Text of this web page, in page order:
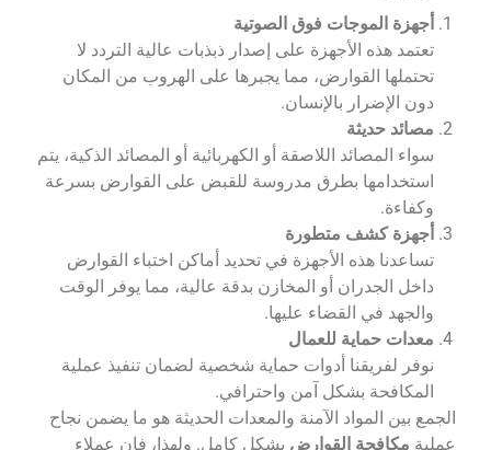
أجهزة الموجات فوق الصوتية
تعتمد هذه الأجهزة على إصدار ذبذبات عالية التردد لا
تحتملها القوارض، مما يجبرها على الهروب من المكان
دون الإضرار بالإنسان.
مصائد حديثة
سواء المصائد اللاصقة أو الكهربائية أو المصائد الذكية، يتم
استخدامها بطرق مدروسة للقبض على القوارض بسرعة
وكفاءة.
أجهزة كشف متطورة
تساعدنا هذه الأجهزة في تحديد أماكن اختباء القوارض
داخل الجدران أو المخازن بدقة عالية، مما يوفر الوقت
والجهد في القضاء عليها.
معدات حماية للعمال
نوفر لفريقنا أدوات حماية شخصية لضمان تنفيذ عملية
المكافحة بشكل آمن واحترافي.
الجمع بين المواد الآمنة والمعدات الحديثة هو ما يضمن نجاح
عملية مكافحة القوارض بشكل كامل. ولهذا، فإن عملاء